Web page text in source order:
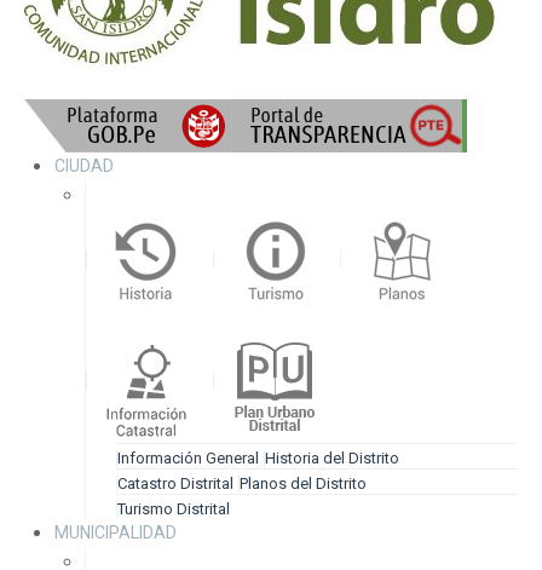
CIUDAD
Información General Historia del Distrito
Catastro Distrital Planos del Distrito
Turismo Distrital
MUNICIPALIDAD